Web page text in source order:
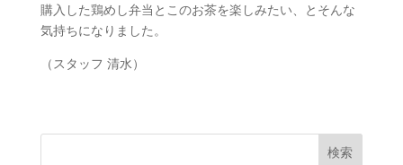
購入した鶏めし弁当とこのお茶を楽しみたい、とそんな
気持ちになりました。
（スタッフ 清水）